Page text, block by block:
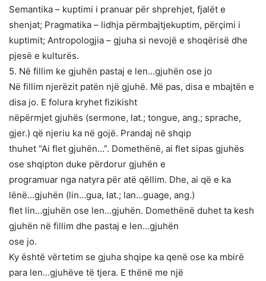
Semantika – kuptimi i pranuar për shprehjet, fjalët e
shenjat; Pragmatika – lidhja përmbajtjekuptim, përçimi i
kuptimit; Antropologjia – gjuha si nevojë e shoqërisë dhe
pjesë e kulturës.
5. Në fillim ke gjuhën pastaj e len…gjuhën ose jo
Në fillim njerëzit patën një gjuhë. Më pas, disa e mbajtën e
disa jo. E folura kryhet fizikisht
nëpërmjet gjuhës (sermone, lat.; tongue, ang.; sprache,
gjer.) që njeriu ka në gojë. Prandaj në shqip
thuhet “Ai flet gjuhën…”. Domethënë, ai flet sipas gjuhës
ose shqipton duke përdorur gjuhën e
programuar nga natyra për atë qëllim. Dhe, ai që e ka
lënë…gjuhën (lin…gua, lat.; lan…guage, ang.)
flet lin…gjuhën ose len…gjuhën. Domethënë duhet ta kesh
gjuhën në fillim dhe pastaj e len…gjuhën
ose jo.
Ky është vërtetim se gjuha shqipe ka qenë ose ka mbirë
para len…gjuhëve të tjera. E thënë me një